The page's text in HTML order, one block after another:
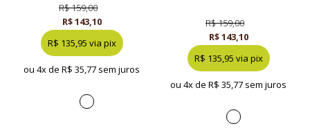
R$ 159,00
R$ 143,10
R$ 135,95 via pix
ou 4x de R$ 35,77 sem juros
R$ 159,00
R$ 143,10
R$ 135,95 via pix
ou 4x de R$ 35,77 sem juros